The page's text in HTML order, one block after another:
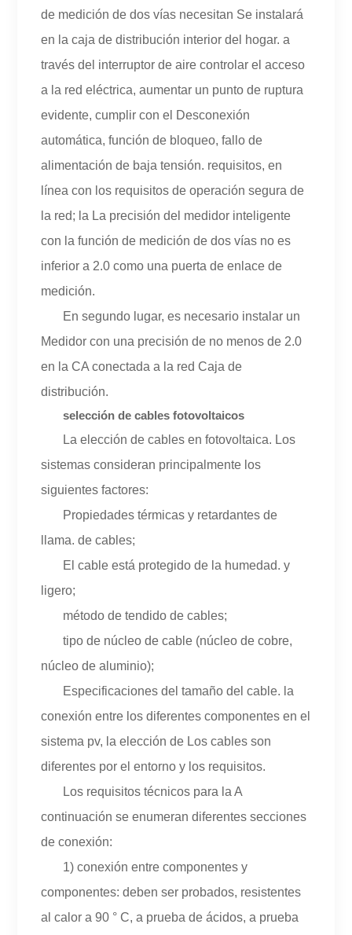
de medición de dos vías necesitan Se instalará
en la caja de distribución interior del hogar. a
través del interruptor de aire controlar el acceso
a la red eléctrica, aumentar un punto de ruptura
evidente, cumplir con el Desconexión
automática, función de bloqueo, fallo de
alimentación de baja tensión. requisitos, en
línea con los requisitos de operación segura de
la red; la La precisión del medidor inteligente
con la función de medición de dos vías no es
inferior a 2.0 como una puerta de enlace de
medición.
En segundo lugar, es necesario instalar un
Medidor con una precisión de no menos de 2.0
en la CA conectada a la red Caja de
distribución.
selección de cables fotovoltaicos
La elección de cables en fotovoltaica. Los
sistemas consideran principalmente los
siguientes factores:
Propiedades térmicas y retardantes de
llama. de cables;
El cable está protegido de la humedad. y
ligero;
método de tendido de cables;
tipo de núcleo de cable (núcleo de cobre,
núcleo de aluminio);
Especificaciones del tamaño del cable. la
conexión entre los diferentes componentes en el
sistema pv, la elección de Los cables son
diferentes por el entorno y los requisitos.
Los requisitos técnicos para la A
continuación se enumeran diferentes secciones
de conexión:
1) conexión entre componentes y
componentes: deben ser probados, resistentes
al calor a 90 ° C, a prueba de ácidos, a prueba